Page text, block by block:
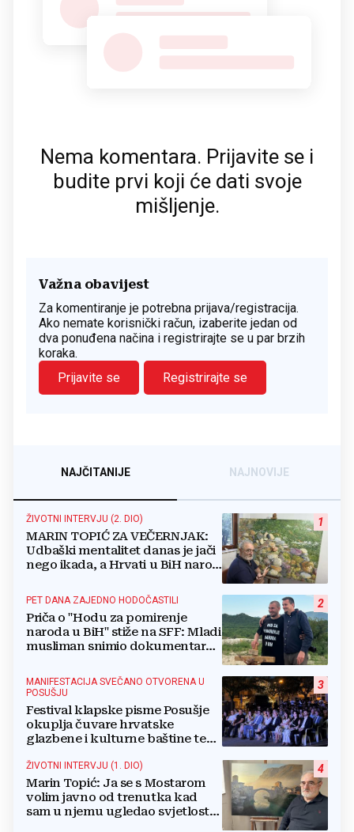
Nema komentara. Prijavite se i
budite prvi koji će dati svoje
mišljenje.
Važna obavijest
Za komentiranje je potrebna prijava/registracija.
Ako nemate korisnički račun, izaberite jedan od
dva ponuđena načina i registrirajte se u par brzih
koraka.
Prijavite se
Registrirajte se
NAJČITANIJE NAJNOVIJE
1
ŽIVOTNI INTERVJU (2. DIO)
MARIN TOPIĆ ZA VEČERNJAK:
Udbaški mentalitet danas je jači
nego ikada, a Hrvati u BiH narod
2
PET DANA ZAJEDNO HODOČASTILI
Priča o "Hodu za pomirenje
naroda u BiH" stiže na SFF: Mladi
musliman snimio dokumentarac
3
MANIFESTACIJA SVEČANO OTVORENA U
POSUŠJU
Festival klapske pisme Posušje
okuplja čuvare hrvatske
glazbene i kulturne baštine te
4
ŽIVOTNI INTERVJU (1. DIO)
Marin Topić: Ja se s Mostarom
volim javno od trenutka kad
sam u njemu ugledao svjetlost